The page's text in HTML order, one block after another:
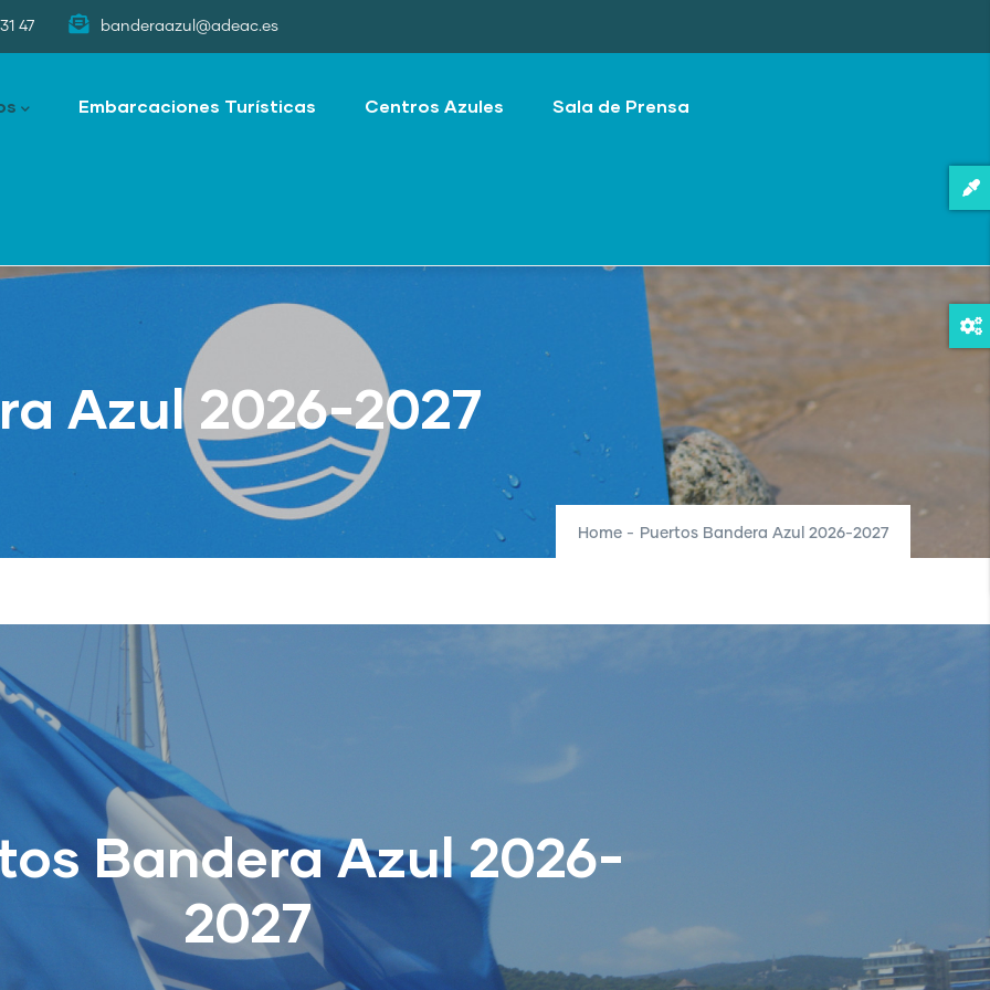
47 banderaazul@adeac.es
Embarcaciones Turísticas Centros Azules Sala de Prensa
Azul 2026-2027
Home - Puertos Bandera Azul 2026-2027
Bandera Azul 2026-
2027